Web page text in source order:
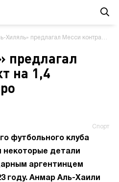
предлагал Месси контракт на 1,4 миллиарда евро
предлагал
на 1,4
Спорт
футбольного клуба
детали
аргентинцем
году. Анмар Аль-Хаили